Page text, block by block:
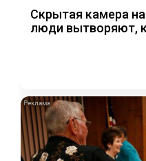
Скрытая камера
люди вытворяют,